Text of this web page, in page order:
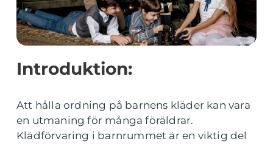
Introduktion:
Att hålla ordning på barnens kläder kan vara
en utmaning för många föräldrar.
Klädförvaring i barnrummet är en viktig del